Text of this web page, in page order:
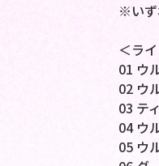
※いず
＜ラ
01 ウ
02 ウ
03 テ
04 ウ
05 ウ